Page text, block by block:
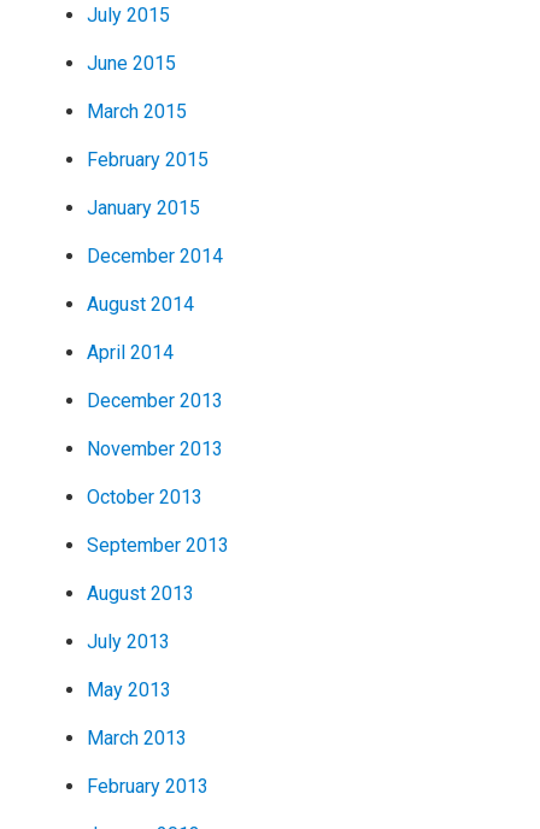
July 2015
June 2015
March 2015
February 2015
January 2015
December 2014
August 2014
April 2014
December 2013
November 2013
October 2013
September 2013
August 2013
July 2013
May 2013
March 2013
February 2013